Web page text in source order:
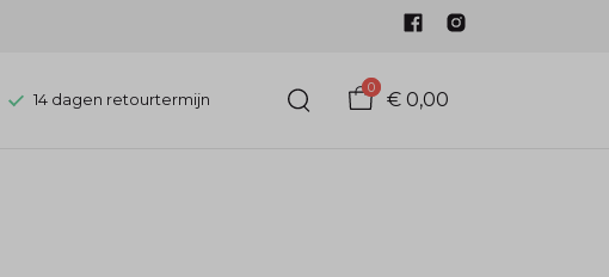
14 dagen retourtermijn
0
€ 0,00